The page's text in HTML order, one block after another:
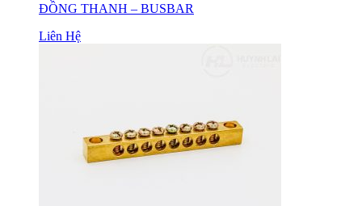
ĐỒNG THANH – BUSBAR
Liên Hệ